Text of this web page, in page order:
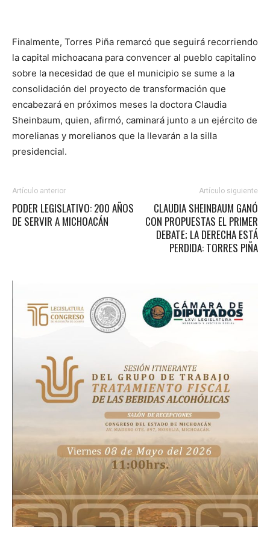
Finalmente, Torres Piña remarcó que seguirá recorriendo
la capital michoacana para convencer al pueblo capitalino
sobre la necesidad de que el municipio se sume a la
consolidación del proyecto de transformación que
encabezará en próximos meses la doctora Claudia
Sheinbaum, quien, afirmó, caminará junto a un ejército de
morelianas y morelianos que la llevarán a la silla
presidencial.
Artículo anterior
PODER LEGISLATIVO: 200 AÑOS
DE SERVIR A MICHOACÁN
Artículo siguiente
CLAUDIA SHEINBAUM GANÓ
CON PROPUESTAS EL PRIMER
DEBATE; LA DERECHA ESTÁ
PERDIDA: TORRES PIÑA